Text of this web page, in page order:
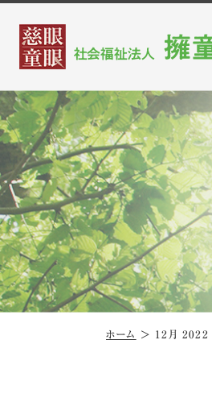
ホーム ＞ 12月 2022